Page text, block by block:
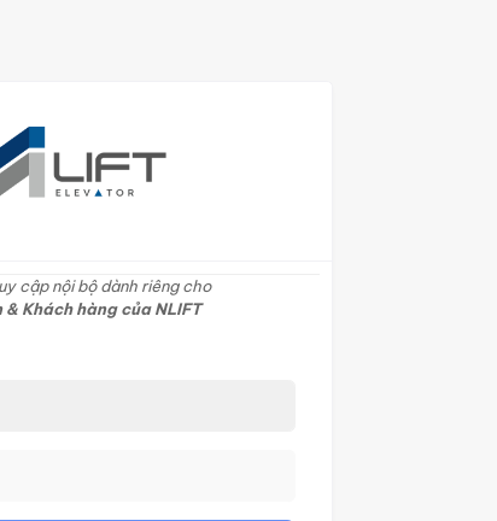
cập nội bộ dành riêng cho
& Khách hàng của NLIFT